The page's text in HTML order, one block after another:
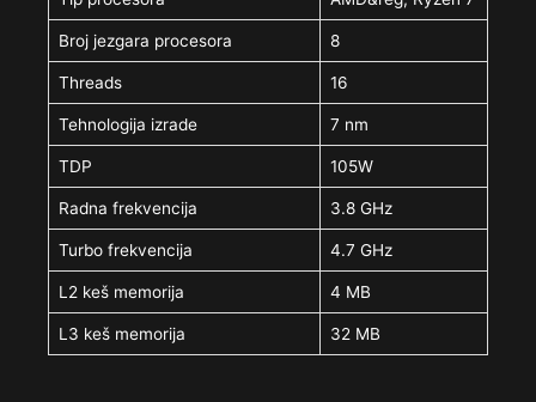
Broj jezgara procesora 8
Threads 16
Tehnologija izrade 7 nm
TDP 105W
Radna frekvencija 3.8 GHz
Turbo frekvencija 4.7 GHz
L2 keš memorija 4 MB
L3 keš memorija 32 MB